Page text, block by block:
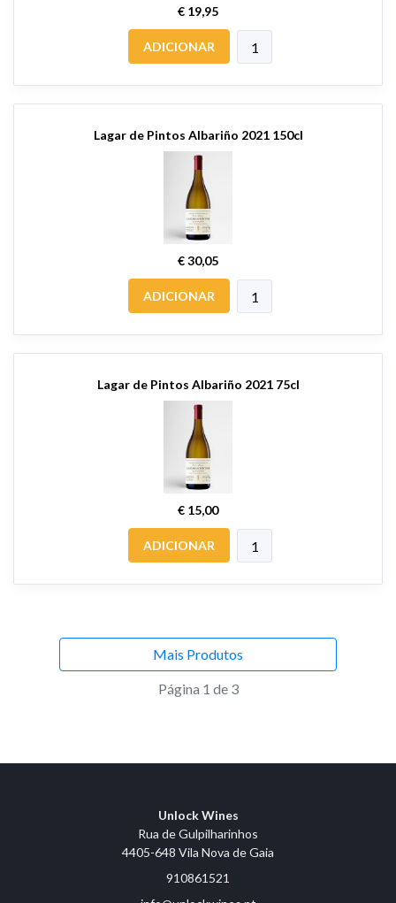
€ 19,95
ADICIONAR
Lagar de Pintos Albariño 2021 150cl
€ 30,05
ADICIONAR
Lagar de Pintos Albariño 2021 75cl
€ 15,00
ADICIONAR
Mais Produtos
Página 1 de 3
Unlock Wines
Rua de Gulpilharinhos
4405-648 Vila Nova de Gaia
910861521